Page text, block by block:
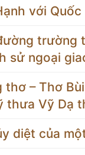
với
trường
sử ngoại
thơ – Thơ
thưa Vỹ Dạ
diệt của